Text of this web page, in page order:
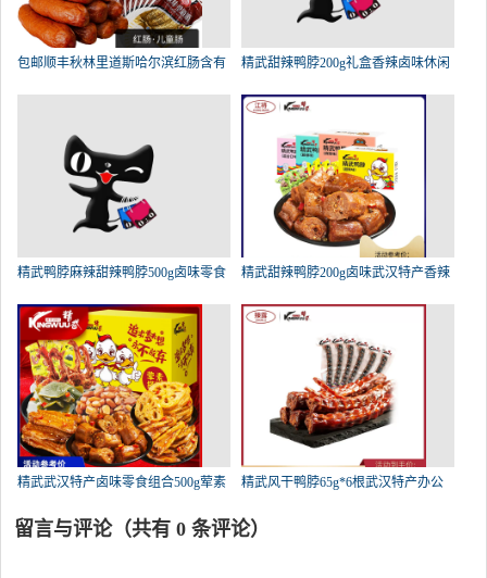
包邮顺丰秋林里道斯哈尔滨红肠含有 精武甜辣鸭脖200g礼盒香辣卤味休闲
精武鸭脖麻辣甜辣鸭脖500g卤味零食 精武甜辣鸭脖200g卤味武汉特产香辣
精武武汉特产卤味零食组合500g荤素 精武风干鸭脖65g*6根武汉特产办公
留言与评论（共有 0 条评论）